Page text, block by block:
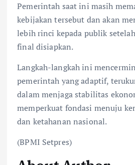
Pemerintah saat ini masih
kebijakan tersebut dan akan
lebih rinci kepada publik
final disiapkan.
Langkah-langkah ini
pemerintah yang adaptif,
dalam menjaga stabilitas
memperkuat fondasi menuju
dan ketahanan nasional.
(BPMI Setpres)